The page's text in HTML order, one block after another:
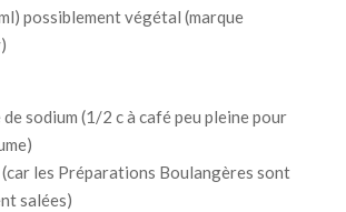
possiblement végétal (marque
sodium (1/2 c à café peu pleine pour
(car les Préparations Boulangères sont
salées)